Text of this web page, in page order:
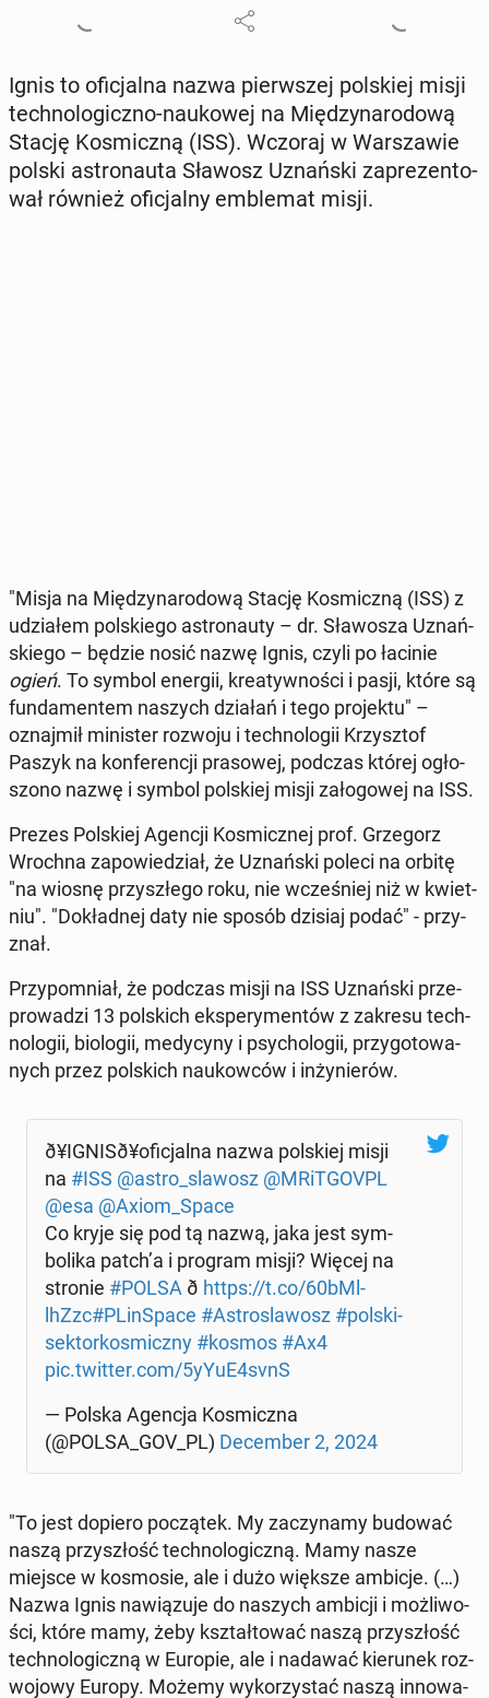
Ignis to ofi­cjal­na nazwa pierw­szej pol­skiej misji
tech­no­lo­gicz­no-na­uko­wej na Mię­dzy­na­ro­do­wą
Stację Ko­smicz­ną (ISS). Wczoraj w War­sza­wie
polski astro­nau­ta Sławosz Uznań­ski za­pre­zen­to­
wał również ofi­cjal­ny em­ble­mat misji.
"Misja na Mię­dzy­na­ro­do­wą Stację Ko­smicz­ną (ISS) z
udzia­łem pol­skie­go astro­nau­ty – dr. Sła­wo­sza Uznań­
skie­go – będzie nosić nazwę Ignis, czyli po łacinie
ogień. To symbol energii, kre­atyw­no­ści i pasji, które są
fun­da­men­tem naszych działań i tego pro­jek­tu" –
oznaj­mił mi­ni­ster rozwoju i tech­no­lo­gii Krzysz­tof
Paszyk na kon­fe­ren­cji pra­so­wej, podczas której ogło­
szo­no nazwę i symbol pol­skiej misji za­ło­go­wej na ISS.
Prezes Pol­skiej Agencji Ko­smicz­nej prof. Grze­gorz
Wrochna za­po­wie­dział, że Uznań­ski poleci na orbitę
"na wiosnę przy­szłe­go roku, nie wcze­śniej niż w kwiet­
niu". "Do­kład­nej daty nie sposób dzisiaj podać" - przy­
znał.
Przy­po­mniał, że podczas misji na ISS Uznań­ski prze­
pro­wa­dzi 13 pol­skich eks­pe­ry­men­tów z zakresu tech­
no­lo­gii, bio­lo­gii, me­dy­cy­ny i psy­cho­lo­gii, przy­go­to­wa­
nych przez pol­skich na­ukow­ców i in­ży­nie­rów.
ð¥I­GNI­Sð¥o­fi­cjal­na nazwa pol­skiej misji
na #ISS @astro_slawosz @MRiT­GO­VPL
@esa @Axiom_Space
Co kryje się pod tą nazwą, jaka jest sym­
bo­li­ka patch’a i program misji? Więcej na
stronie #POLSA ð https://t.co/60bMl­
lhZzc#PLin­Spa­ce #Astro­sla­wosz #pol­ski­
sek­tor­ko­smicz­ny #kosmos #Ax4
pic.twitter.com/5yYuE4svnS
— Polska Agencja Ko­smicz­na
(@POLSA_GOV_PL) De­cem­ber 2, 2024
"To jest dopiero po­czą­tek. My za­czy­na­my budować
naszą przy­szłość tech­no­lo­gicz­ną. Mamy nasze
miejsce w ko­smo­sie, ale i dużo większe ambicje. (…)
Nazwa Ignis na­wią­zu­je do naszych ambicji i moż­li­wo­
ści, które mamy, żeby kształ­to­wać naszą przy­szłość
tech­no­lo­gicz­ną w Europie, ale i nadawać kie­ru­nek roz­
wo­jo­wy Europy. Możemy wy­ko­rzy­stać naszą in­no­wa­